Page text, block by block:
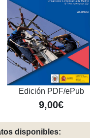
Edición PDF/ePub
9,00€
disponibles: